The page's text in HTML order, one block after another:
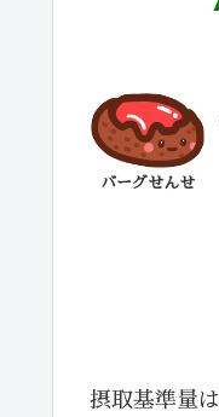
バーグせんせ
摂取基準量は